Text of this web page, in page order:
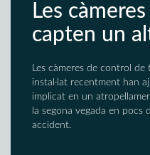
Les
capten un
Les càmeres de control
instal·lat recentment han
implicat en un
la segona vegada en pocs
accident.